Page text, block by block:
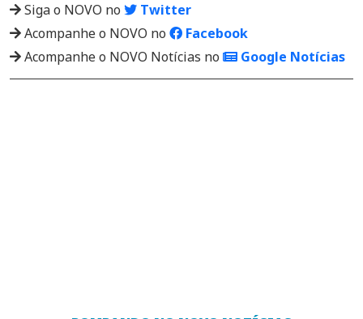
Siga o NOVO no
Twitter
Acompanhe o NOVO no
Facebook
Acompanhe o NOVO Notícias no
Google Notícias